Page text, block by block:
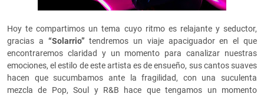
Hoy te compartimos un tema cuyo ritmo es relajante y seductor,
gracias a “Solarrio” tendremos un viaje apaciguador en el que
encontraremos claridad y un momento para canalizar nuestras
emociones, el estilo de este artista es de ensueño, sus cantos suaves
hacen que sucumbamos ante la fragilidad, con una suculenta
mezcla de Pop, Soul y R&B hace que tengamos un momento